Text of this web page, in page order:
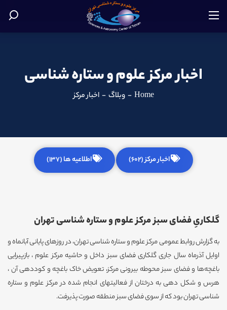
اخبار مرکز علوم و ستاره شناسی
Home
- وبلاگ - اخبار مرکز
اخبار مرکز (602) اطلاعیه ها (137)
گلکاریِ فضای سبز مرکز علوم و ستاره شناسی تهران
به گزارش روابط عمومی مرکز علوم و ستاره شناسی تهران، در روزهای پایانی آبانماه و
اوایل آذرماه سال جاری گلکاری فضای سبز داخل و حاشیه مرکز علوم ، بازپیرایی
باغچه‌ها و فضای سبز محوطه بیرونی مرکز، تعویض خاک باغچه و کوددهی آن ،
هرس و شکل دهی به درختان از فعالیتهای انجام شده در مرکز علوم و ستاره
شناسی تهران بود که از سوی فضای سبز منطقه صورت پذیرفت.